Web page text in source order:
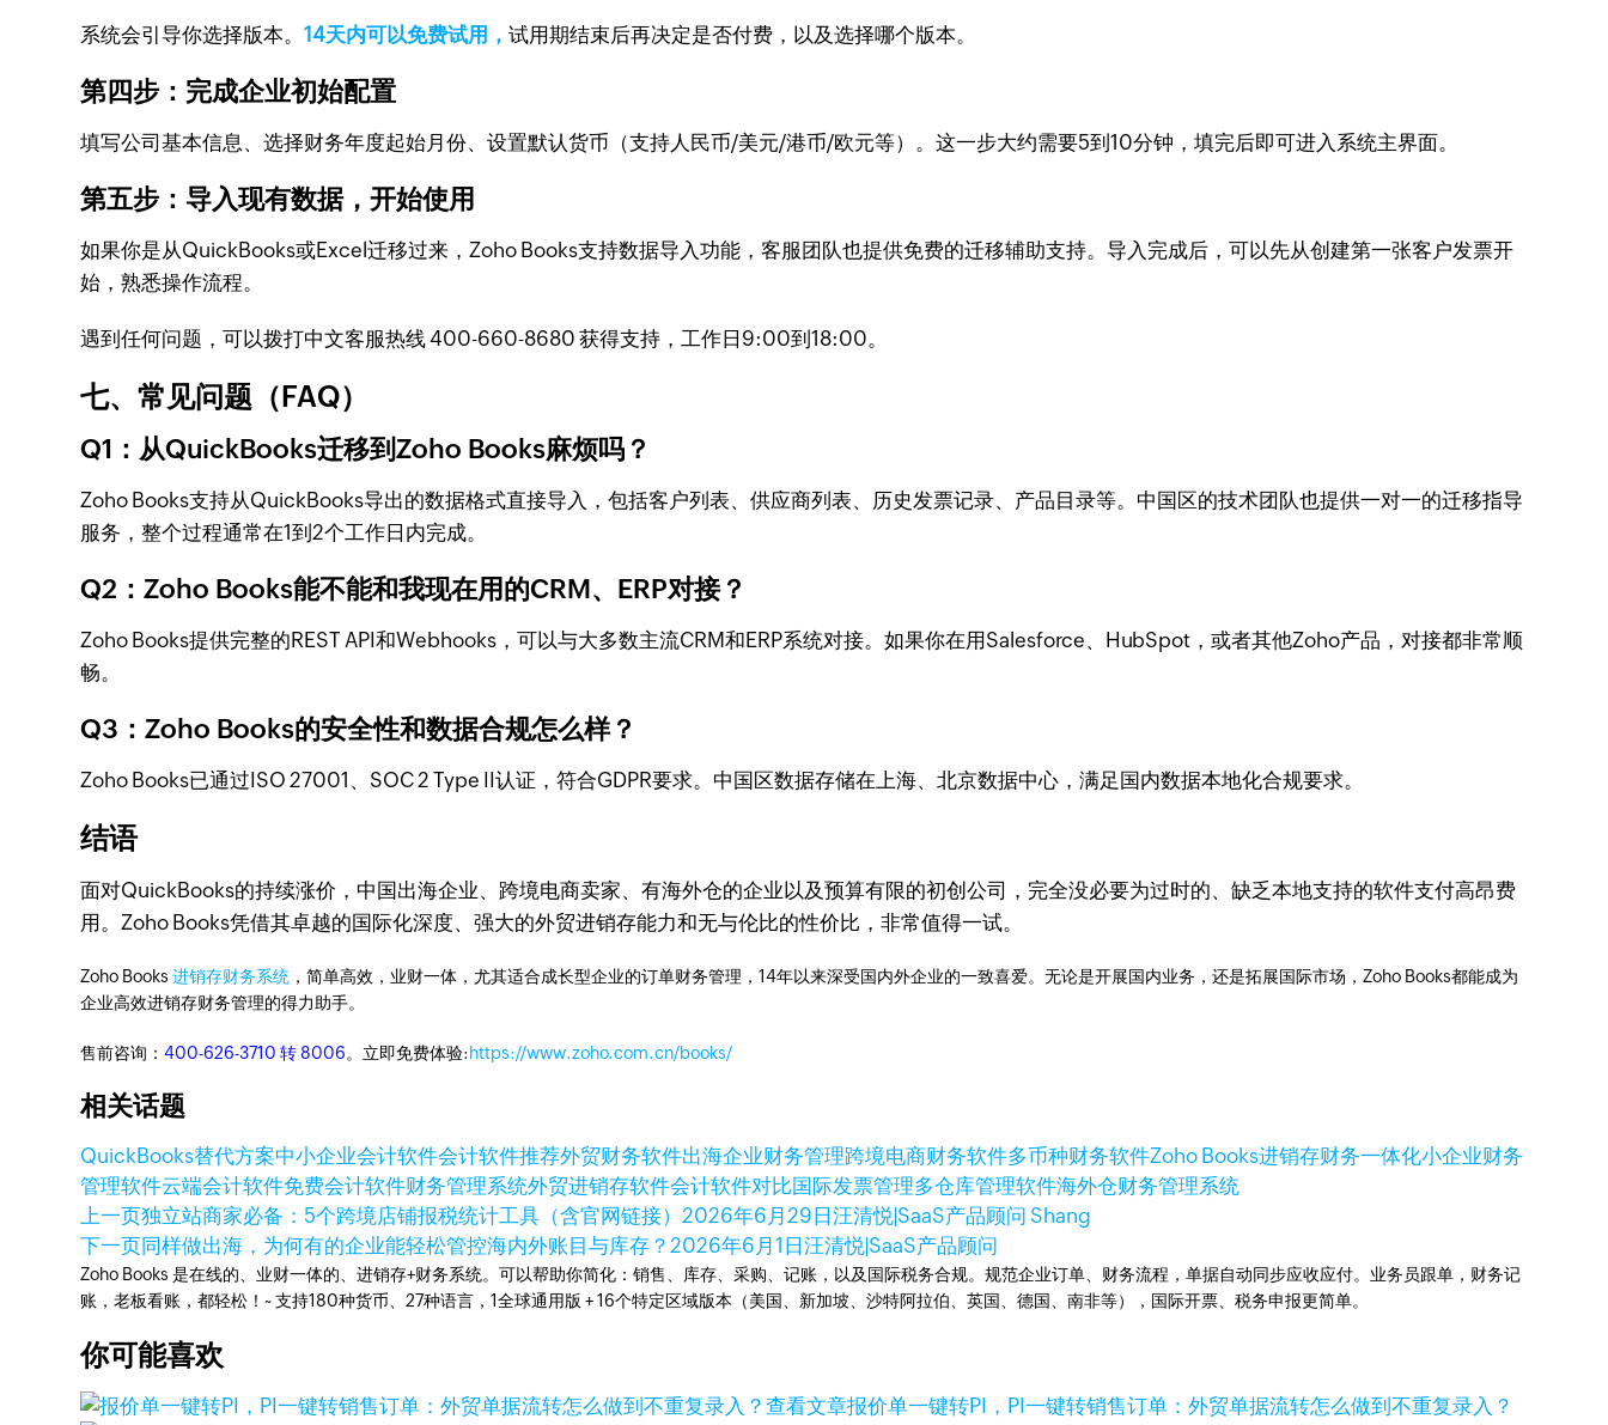
系统会引导你选择版本。14天内可以免费试用，试用期结束后再决定是否付费，以及选择哪个版本。
第四步：完成企业初始配置
填写公司基本信息、选择财务年度起始月份、设置默认货币（支持人民币/美元/港币/欧元等）。这一步大约需要5到10分钟，填完后即可进入系统主界面。
第五步：导入现有数据，开始使用
如果你是从QuickBooks或Excel迁移过来，Zoho Books支持数据导入功能，客服团队也提供免费的迁移辅助支持。导入完成后，可以先从创建第一张客户发票开
始，熟悉操作流程。
遇到任何问题，可以拨打中文客服热线 400-660-8680 获得支持，工作日9:00到18:00。
七、常见问题（FAQ）
Q1：从QuickBooks迁移到Zoho Books麻烦吗？
Zoho Books支持从QuickBooks导出的数据格式直接导入，包括客户列表、供应商列表、历史发票记录、产品目录等。中国区的技术团队也提供一对一的迁移指导
服务，整个过程通常在1到2个工作日内完成。
Q2：Zoho Books能不能和我现在用的CRM、ERP对接？
Zoho Books提供完整的REST API和Webhooks，可以与大多数主流CRM和ERP系统对接。如果你在用Salesforce、HubSpot，或者其他Zoho产品，对接都非常顺
畅。
Q3：Zoho Books的安全性和数据合规怎么样？
Zoho Books已通过ISO 27001、SOC 2 Type II认证，符合GDPR要求。中国区数据存储在上海、北京数据中心，满足国内数据本地化合规要求。
结语
面对QuickBooks的持续涨价，中国出海企业、跨境电商卖家、有海外仓的企业以及预算有限的初创公司，完全没必要为过时的、缺乏本地支持的软件支付高昂费
用。Zoho Books凭借其卓越的国际化深度、强大的外贸进销存能力和无与伦比的性价比，非常值得一试。
Zoho Books进销存财务系统 ，简单高效，业财一体，尤其适合成长型企业的订单财务管理，14年以来深受国内外企业的一致喜爱。无论是开展国内业务，还是拓展国际市场，Zoho Books都能成为
企业高效进销存财务管理的得力助手。
售前咨询：400-626-3710 转 8006。立即免费体验:https://www.zoho.com.cn/books/
相关话题
QuickBooks替代方案中小企业会计软件会计软件推荐外贸财务软件出海企业财务管理跨境电商财务软件多币种财务软件Zoho Books进销存财务一体化小企业财务
管理软件云端会计软件免费会计软件财务管理系统外贸进销存软件会计软件对比国际发票管理多仓库管理软件海外仓财务管理系统
上一页独立站商家必备：5个跨境店铺报税统计工具（含官网链接）2026年6月29日汪清悦|SaaS产品顾问 Shang
下一页同样做出海，为何有的企业能轻松管控海内外账目与库存？2026年6月1日汪清悦|SaaS产品顾问
Zoho Books 是在线的、业财一体的、进销存+财务系统。可以帮助你简化：销售、库存、采购、记账，以及国际税务合规。规范企业订单、财务流程，单据自动同步应收应付。业务员跟单，财务记
账，老板看账，都轻松！~ 支持180种货币、27种语言，1全球通用版 + 16个特定区域版本（美国、新加坡、沙特阿拉伯、英国、德国、南非等），国际开票、税务申报更简单。
你可能喜欢
查看文章报价单一键转PI，PI一键转销售订单：外贸单据流转怎么做到不重复录入？